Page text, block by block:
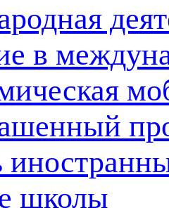
в
школы